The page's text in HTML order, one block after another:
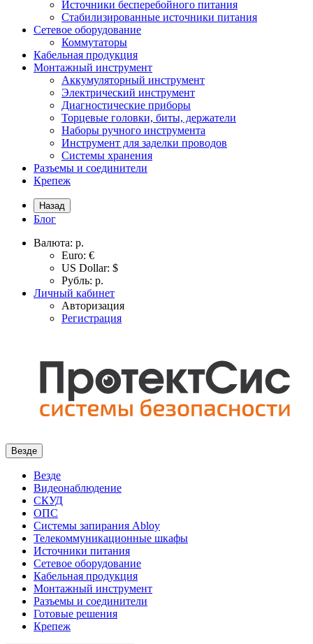
Источники бесперебойного питания
Стабилизированные источники питания
Сетевое оборудование
Коммутаторы
Кабельная продукция
Монтажный инструмент
Аккумуляторный инструмент
Электрический инструмент
Диагностические приборы
Торцевые головки, биты, держатели
Наборы ручного инструмента
Инструмент для заделки проводов
Системы хранения
Разъемы и соединители
Крепеж
Назад
Блог
Валюта: р.
Euro: €
US Dollar: $
Рубль: р.
Личный кабинет
Авторизация
Регистрация
Везде
Везде
Видеонаблюдение
СКУД
ОПС
Системы запирания Abloy
Телекоммуникационные шкафы
Источники питания
Сетевое оборудование
Кабельная продукция
Монтажный инструмент
Разъемы и соединители
Готовые решения
Крепеж